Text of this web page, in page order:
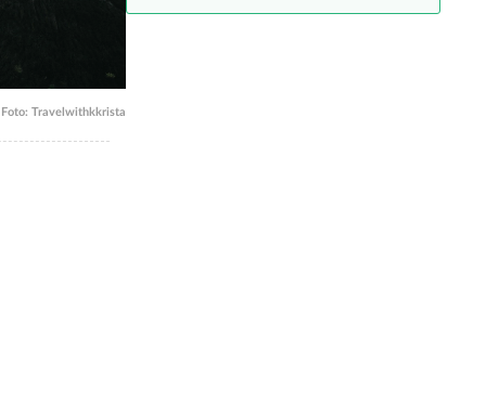
Foto: Travelwithkkrista